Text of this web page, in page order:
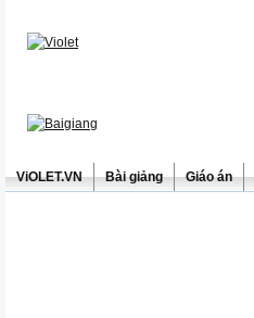
ViOLET.VN Bài giảng Giáo án